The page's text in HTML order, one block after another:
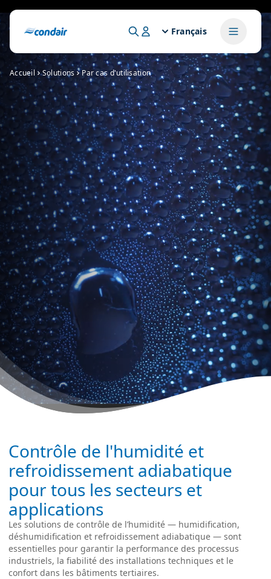
Français
Accueil Solutions Par cas d'utilisation
Contrôle de l'humidité et
refroidissement adiabatique
pour tous les secteurs et
applications
Les solutions de contrôle de l’humidité — humidification,
déshumidification et refroidissement adiabatique — sont
essentielles pour garantir la performance des processus
industriels, la fiabilité des installations techniques et le
confort dans les bâtiments tertiaires.